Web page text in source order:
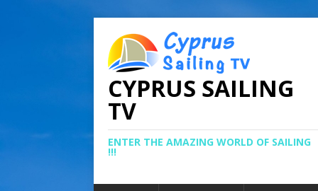
CYPRUS SAILING
TV
ENTER THE AMAZING WORLD OF SAILING
!!!